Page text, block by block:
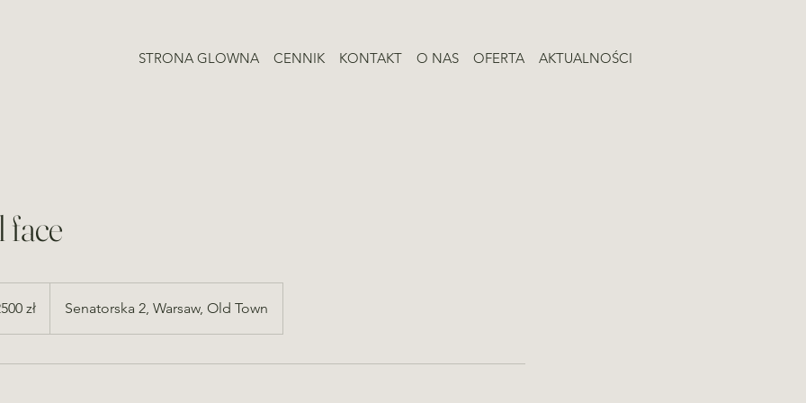
STRONA GLOWNA CENNIK KONTAKT O NAS OFERTA AKTUALNOŚCI
zł Senatorska 2, Warsaw, Old Town